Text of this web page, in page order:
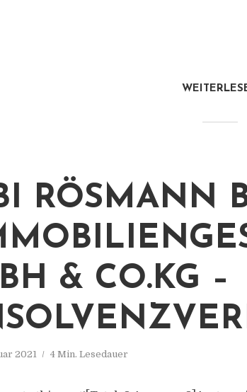
RÖSMANN
& CO.KG –
2021 4 Min. Lesedauer